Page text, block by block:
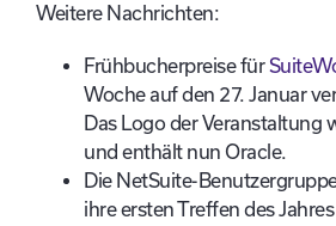
Weitere Nachrichten:
Frühbucherpreise für
Woche auf den 27. Januar
Das Logo der Veranstaltung
und enthält nun Oracle.
Die NetSuite-
ihre ersten Treffen des